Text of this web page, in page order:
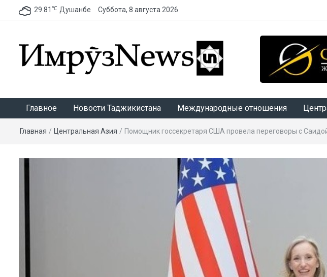
29.81 ℃ Душанбе Суббота, 8 августа 2026
Главное Новости Таджикистана Международные отношения
Главная / Центральная Азия / Помощник госсекретаря США провела переговоры с